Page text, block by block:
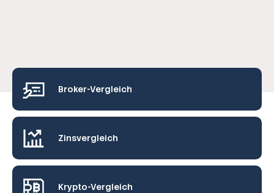
Broker-Vergleich
Zinsvergleich
Krypto-Vergleich